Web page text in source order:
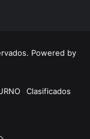
Powered by
Clasificados